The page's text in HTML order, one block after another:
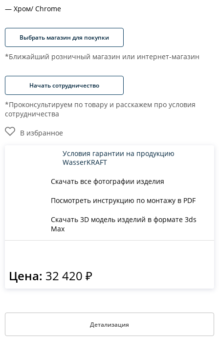
Хром/ Chrome
Выбрать магазин для покупки
*Ближайший розничный магазин или интернет-магазин
Начать сотрудничество
*Проконсультируем по товару и расскажем про условия
сотрудничества
В избранное
Скачать все фотографии изделия
Посмотреть инструкцию по монтажу в PDF
Скачать 3D модель изделий в формате 3ds
Max
Условия гарантии на продукцию
WasserKRAFT
Цена: 32 420 ₽
Детализация